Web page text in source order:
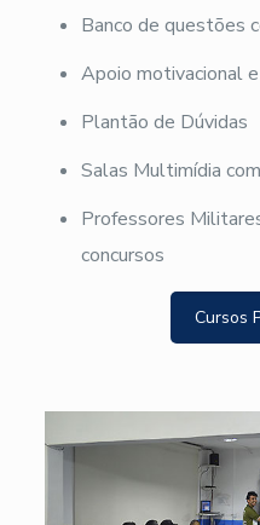
Banco de questões
Apoio motivacional
Plantão de Dúvidas
Salas Multimídia
Professores
concursos
Cursos